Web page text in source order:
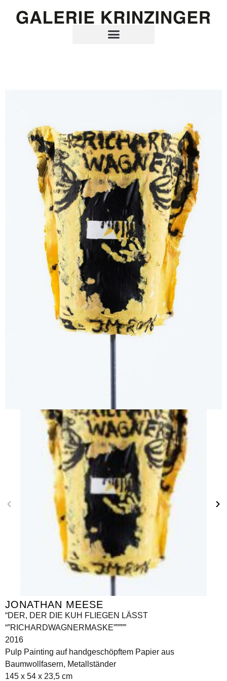
JONATHAN MEESE
“DER, DER DIE KUH FLIEGEN LÄSST
“”RICHARDWAGNERMASKE”””””
2016
Pulp Painting auf handgeschöpftem Papier aus
Baumwollfasern, Metallständer
145 x 54 x 23,5 cm